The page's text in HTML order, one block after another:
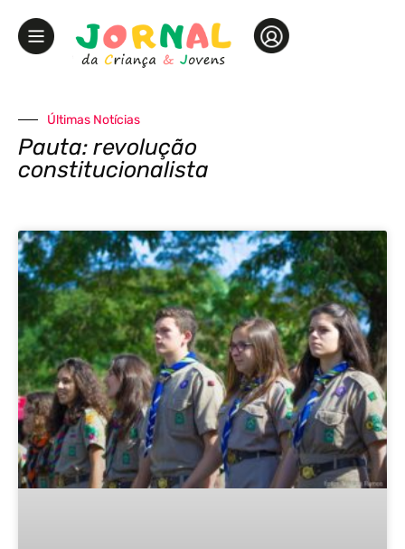
Últimas Notícias
Pauta: revolução
constitucionalista